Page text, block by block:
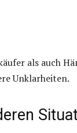
als auch
Unklarheiten.